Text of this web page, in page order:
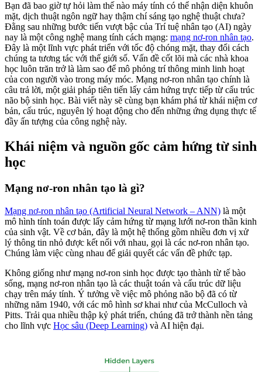
Bạn đã bao giờ tự hỏi làm thế nào máy tính có thể nhận diện khuôn
mặt, dịch thuật ngôn ngữ hay thậm chí sáng tạo nghệ thuật chưa?
Đằng sau những bước tiến vượt bậc của Trí tuệ nhân tạo (AI) ngày
nay là một công nghệ mang tính cách mạng: mạng nơ-ron nhân tạo.
Đây là một lĩnh vực phát triển với tốc độ chóng mặt, thay đổi cách
chúng ta tương tác với thế giới số. Vấn đề cốt lõi mà các nhà khoa
học luôn trăn trở là làm sao để mô phỏng trí thông minh linh hoạt
của con người vào trong máy móc. Mạng nơ-ron nhân tạo chính là
câu trả lời, một giải pháp tiên tiến lấy cảm hứng trực tiếp từ cấu trúc
não bộ sinh học. Bài viết này sẽ cùng bạn khám phá từ khái niệm cơ
bản, cấu trúc, nguyên lý hoạt động cho đến những ứng dụng thực tế
đầy ấn tượng của công nghệ này.
Khái niệm và nguồn gốc cảm hứng từ sinh
học
Mạng nơ-ron nhân tạo là gì?
Mạng nơ-ron nhân tạo (Artificial Neural Network – ANN) là một
mô hình tính toán được lấy cảm hứng từ mạng lưới nơ-ron thần kinh
của sinh vật. Về cơ bản, đây là một hệ thống gồm nhiều đơn vị xử
lý thông tin nhỏ được kết nối với nhau, gọi là các nơ-ron nhân tạo.
Chúng làm việc cùng nhau để giải quyết các vấn đề phức tạp.
Không giống như mạng nơ-ron sinh học được tạo thành từ tế bào
sống, mạng nơ-ron nhân tạo là các thuật toán và cấu trúc dữ liệu
chạy trên máy tính. Ý tưởng về việc mô phỏng não bộ đã có từ
những năm 1940, với các mô hình sơ khai như của McCulloch và
Pitts. Trải qua nhiều thập kỷ phát triển, chúng đã trở thành nền tảng
cho lĩnh vực Học sâu (Deep Learning) và AI hiện đại.